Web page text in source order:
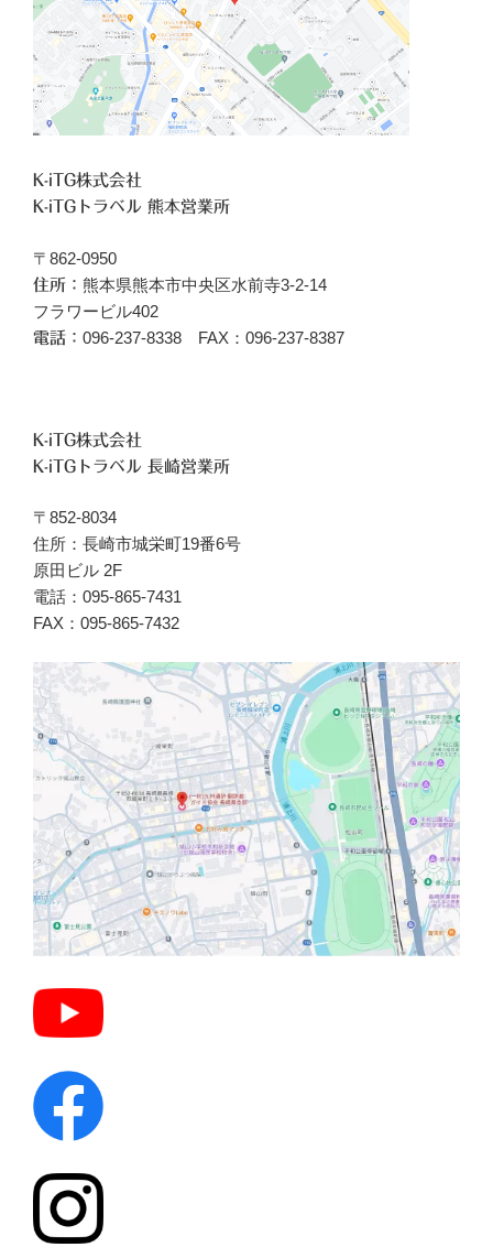
K-iTG株式会社
K-iTGトラベル 熊本営業所
〒862-0950
住所： 熊本県熊本市中央区水前寺3-2-14
フラワービル402
電話： 096‐237-8338 FAX：096-237-8387
K-iTG株式会社
K-iTGトラベル 長崎営業所
〒852-8034
住所：長崎市城栄町19番6号
原田ビル 2F
電話：095-865-7431
FAX：095-865-7432